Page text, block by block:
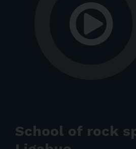
School of rock